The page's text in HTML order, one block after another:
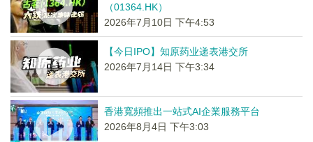
（01364.HK）
2026年7月10日 下午4:53
【今日IPO】知原药业递表港交所
2026年7月14日 下午3:34
香港寬頻推出一站式AI企業服務平台
2026年8月4日 下午3:03